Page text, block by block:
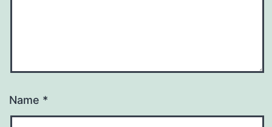
Name *